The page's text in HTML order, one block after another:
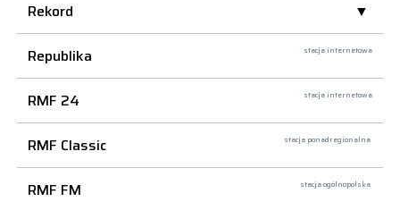
Rekord
Republika
stacja internetowa
RMF 24 stacja internetowa
RMF Classic stacja ponadregionalna
RMF FM stacja ogólnopolska